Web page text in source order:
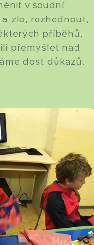
v soudní
zlo, rozhodnout,
příběhů,
přemýšlet nad
dost důkazů.